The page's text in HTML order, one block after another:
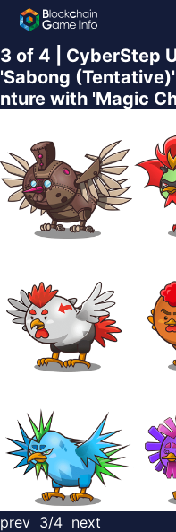
3 of 4 | CyberStep
'Sabong
nture with 'Magic
prev 3/4 next